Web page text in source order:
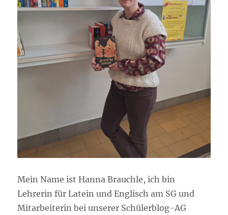
Mein Name ist Hanna Brauchle, ich bin
Lehrerin für Latein und Englisch am SG und
Mitarbeiterin bei unserer Schülerblog-AG